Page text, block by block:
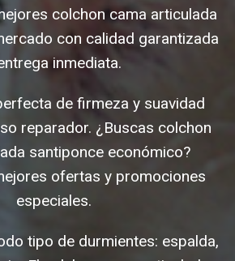
colchon cama articulada
con calidad garantizada
inmediata.
de firmeza y suavidad
reparador. ¿Buscas colchon
santiponce económico?
ofertas y promociones
especiales.
tipo de durmientes: espalda,